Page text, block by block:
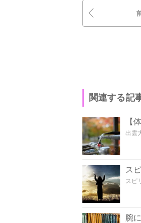
関連する記
【
出雲
ス
スピ
腕